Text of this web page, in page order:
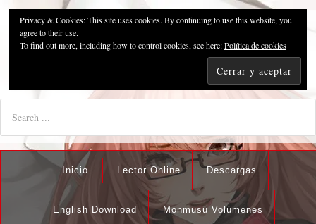
Pzykosis666HFansub
"I'm the best there is at what I do, but what I do best isn't very
Inicio Lector Online Descargas
English Download Monmusu Volúmenes
Privacy & Cookies: This site uses cookies. By continuing to use this website, you
agree to their use.
To find out more, including how to control cookies, see here:Política de cookies